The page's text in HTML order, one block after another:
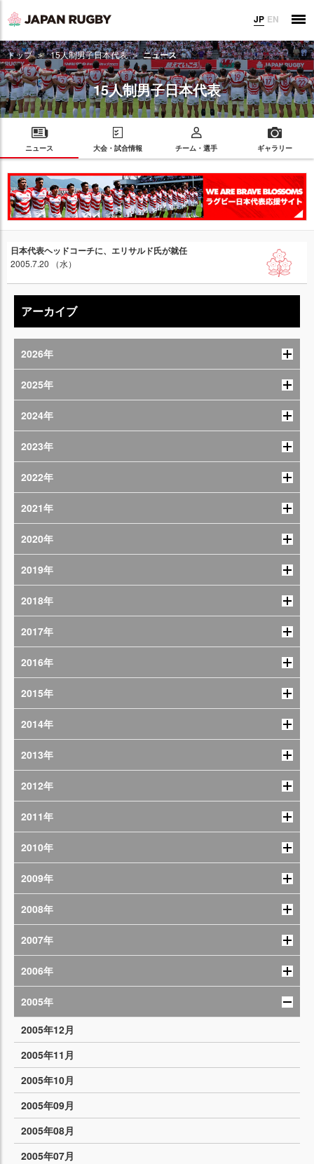
JP EN
トップ 15人制男子日本代表 ニュース
15人制男子日本代表
ニュース 大会・試合情報 チーム・選手 ギャラリー
日本代表ヘッドコーチに、エリサルド氏が就任
2005.7.20 （水）
アーカイブ
2026年
2025年
2024年
2023年
2022年
2021年
2020年
2019年
2018年
2017年
2016年
2015年
2014年
2013年
2012年
2011年
2010年
2009年
2008年
2007年
2006年
2005年
2005年12月
2005年11月
2005年10月
2005年09月
2005年08月
2005年07月